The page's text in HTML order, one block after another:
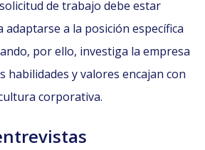
de trabajo debe estar
adaptarse a la posición específica
por ello, investiga la empresa
habilidades y valores encajan con
corporativa.